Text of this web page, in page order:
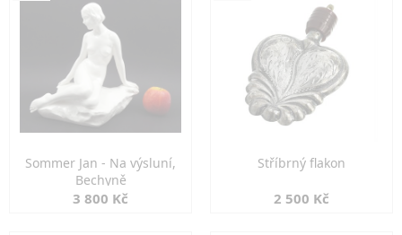
Sommer Jan - Na výsluní,
Bechyně
3 800 Kč
Stříbrný flakon
2 500 Kč